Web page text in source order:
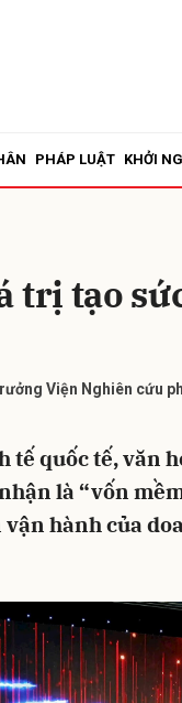
PHÁP LUẬT KHỞI
trị tạo
Viện Nghiên cứu
tế quốc tế, văn
là “vốn
hành của